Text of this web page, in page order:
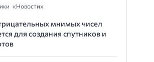
«Новости»
мнимых чисел
для создания спутников и